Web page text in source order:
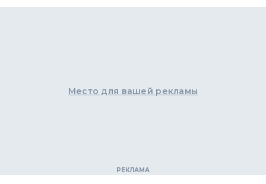
Место для вашей рекламы